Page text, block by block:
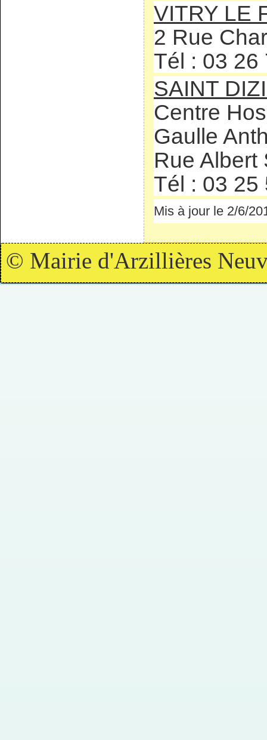
VITRY LE
2 Rue
Tél : 03 26
SAINT
Centre
Gaulle
Rue Albert
Tél : 03 25
Mis à jour le 2/6/
© Mairie d'Arzillières